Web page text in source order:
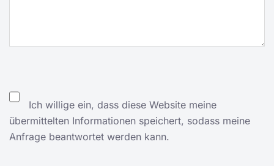
Ich willige ein, dass diese Website meine
übermittelten Informationen speichert, sodass meine
Anfrage beantwortet werden kann.